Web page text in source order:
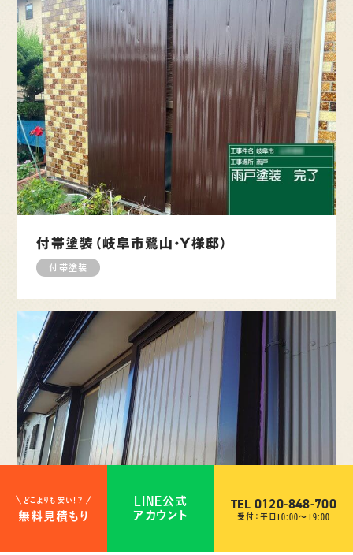
スタッフ紹介
採用情報
ブログ
よくある質問
どこよりも安い！？
無料見積もり
LINE公式
アカウント
TEL 0120-848-700
受付時間 平日10:00〜19:00
どこよりも安い！？
無料見積もり
LINE公式
アカウント
TEL 0120-848-700
受付：平日10:00〜19:00
付帯塗装（岐阜市鷺山・Y様邸）
付帯塗装